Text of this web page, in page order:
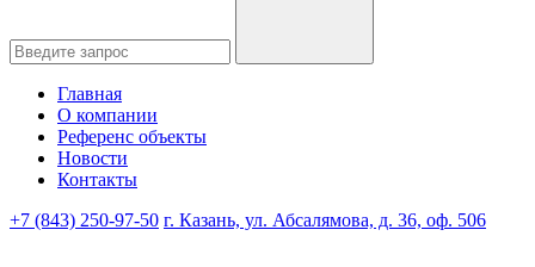
Главная
О компании
Референс объекты
Новости
Контакты
+7 (843) 250-97-50 г. Казань, ул. Абсалямова, д. 36, оф. 506